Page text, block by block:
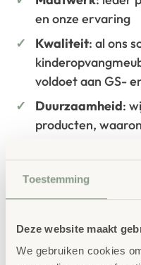
Toestemming
Deze website maakt
We gebruiken cookies
en onze ervaring
Kwaliteit: al ons
voldoet aan GS-
Duurzaamheid:
producten,
Daarnaast zelfs
milieukeurmerk
Extra
SKU 41643